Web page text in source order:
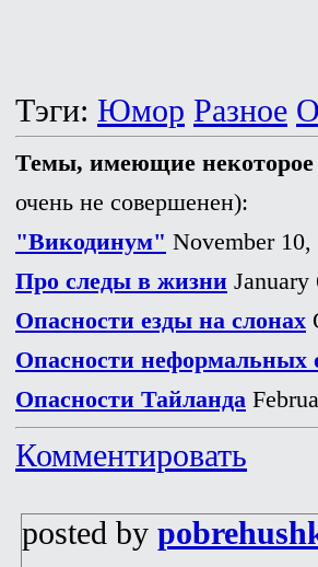
Тэги: Юмор Разное
Темы, имеющие некоторое
очень не совершенен):
"Викодинум" November 10,
Про следы в жизни January
Опасности езды на слонах
Опасности неформальных
Опасности Тайланда
Комментировать
posted by